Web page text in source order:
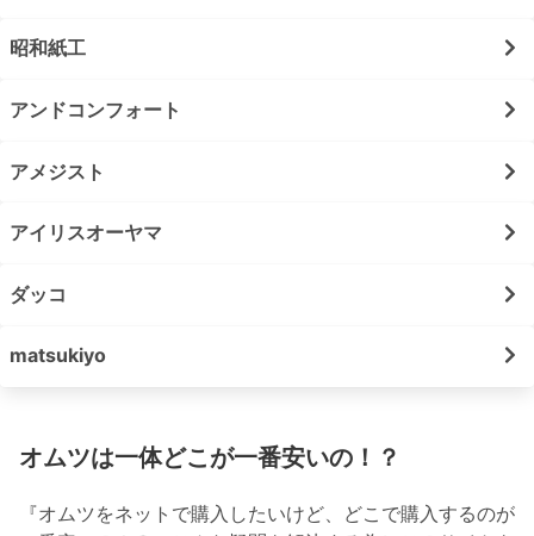
昭和紙工
アンドコンフォート
アメジスト
アイリスオーヤマ
ダッコ
matsukiyo
オムツは一体どこが一番安いの！？
『オムツをネットで購入したいけど、どこで購入するのが